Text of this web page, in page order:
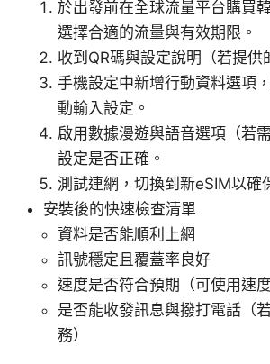
於出發前在全球流量平台購買
選擇合適的流量與有效期限。
收到QR碼與設定說明（若提供
手機設定中新增行動資料選項
動輸入設定。
啟用數據漫遊與語音選項（若
設定是否正確。
測試連網，切換到新eSIM以確
安裝後的快速檢查清單
資料是否能順利上網
訊號穩定且覆蓋率良好
速度是否符合預期（可使用速度
是否能收發訊息與撥打電話（
務）